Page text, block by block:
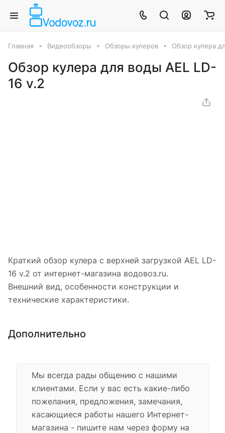
Главная Видеообзоры Обзоры кулеров Обзор кулера
Обзор кулера для воды AEL LD-
16 v.2
Краткий обзор кулера с верхней загрузкой AEL LD-
16 v.2 от интернет-магазина водовоз.ru.
Внешний вид, особенности конструкции и
технические характеристики.
Дополнительно
Мы всегда рады общению с нашими
клиентами. Если у вас есть какие-либо
пожелания, предложения, замечания,
касающиеся работы нашего Интернет-
магазина - пишите нам через форму на